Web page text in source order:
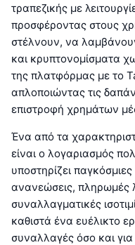
τραπεζικής με
προσφέροντας στους
στέλνουν, να
και κρυπτονομίσματα
της πλατφόρμας με το
απλοποιώντας τις
επιστροφή χρημάτων
Ένα από τα
είναι ο λογαριασμός
υποστηρίζει
ανανεώσεις, πληρωμές
συναλλαγματικές
καθιστά ένα ευέλικτο
συναλλαγές όσο και για